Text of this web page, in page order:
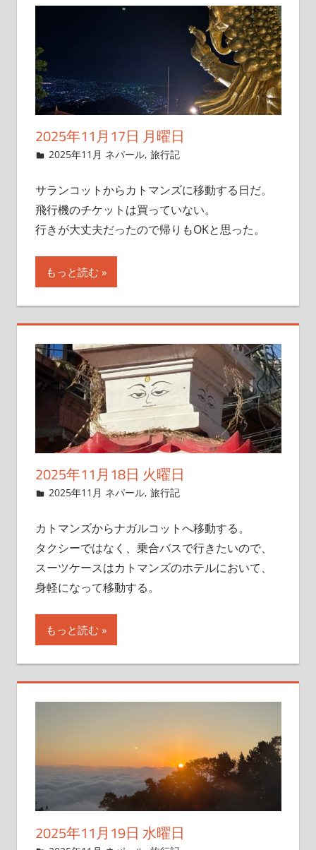
2025年11月17日 月曜日
2025年11月9日
管理者
2025年11月 ネパール,旅行記
サランコットからカトマンズに移動する日だ。
飛行機のチケットは買っていない。
行きが大丈夫だったので帰りもOKと思った。
もっと読む
2025年11月18日 火曜日
2025年11月9日
管理者
2025年11月 ネパール,旅行記
カトマンズからナガルコットへ移動する。
タクシーではなく、乗合バスで行きたいので、
スーツケースはカトマンズのホテルにおいて、
身軽になって移動する。
もっと読む
2025年11月19日 水曜日